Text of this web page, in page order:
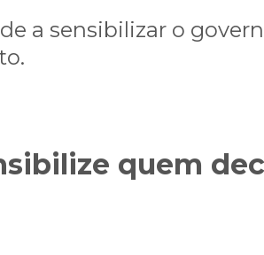
a sensibilizar o
quem